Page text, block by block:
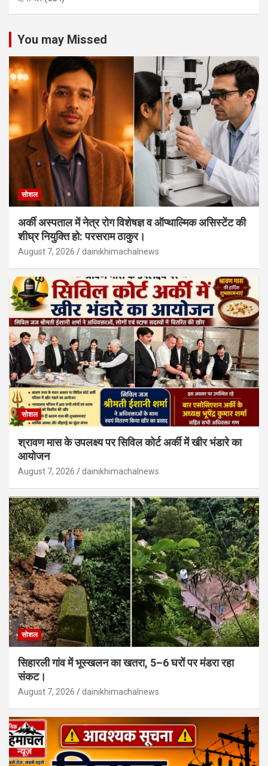
You may Missed
सोशल
अर्की अस्पताल में नेत्र रोग विशेषज्ञ व ऑप्थाल्मिक असिस्टेंट की
शीघ्र नियुक्ति हो: परसराम ठाकुर।
August 7, 2026 dainikhimachalnews
सोशल
श्रावण मास के उपलक्ष्य पर सिविल कोर्ट अर्की में खीर भंडारे का
आयोजन
August 7, 2026 dainikhimachalnews
सोशल
सिहारली गांव में भूस्खलन का खतरा, 5–6 घरों पर मंडरा रहा
संकट।
August 7, 2026 dainikhimachalnews